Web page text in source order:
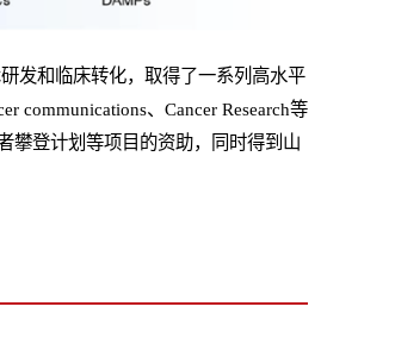
发和临床转化，取得了一系列高水平
communications、Cancer Research等
攀登计划等项目的资助，同时得到山